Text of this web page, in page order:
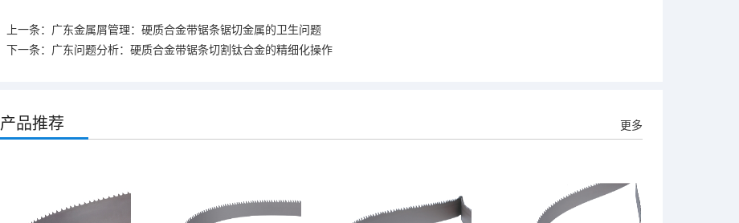
上一条： 广东金属屑管理：硬质合金带锯条锯切金属的卫生问题
下一条： 广东问题分析：硬质合金带锯条切割钛合金的精细化操作
产品推荐 更多